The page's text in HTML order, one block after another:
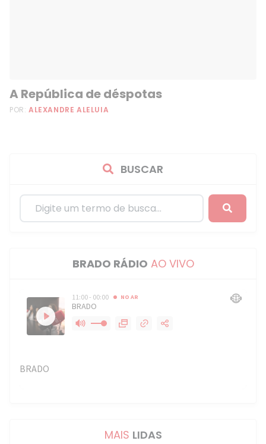
A República de déspotas
POR: ALEXANDRE ALELUIA
BUSCAR
BRADO RÁDIO AO VIVO
MAIS LIDAS